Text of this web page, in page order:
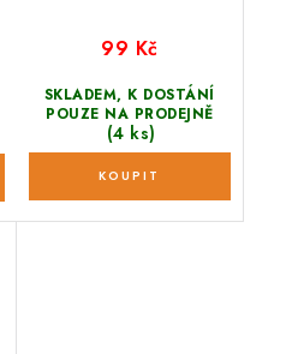
SKLADEM, K DOSTÁNÍ
POUZE NA PRODEJNĚ
(4 ks)
99 Kč